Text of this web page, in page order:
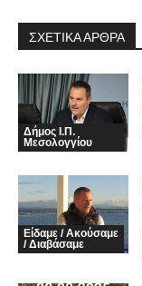
ΣΧΕΤΙΚΑ ΑΡΘΡΑ
Δήμος Ι.Π.
Μεσολογγίου
Είδαμε / Ακούσαμε
/ Διαβάσαμε